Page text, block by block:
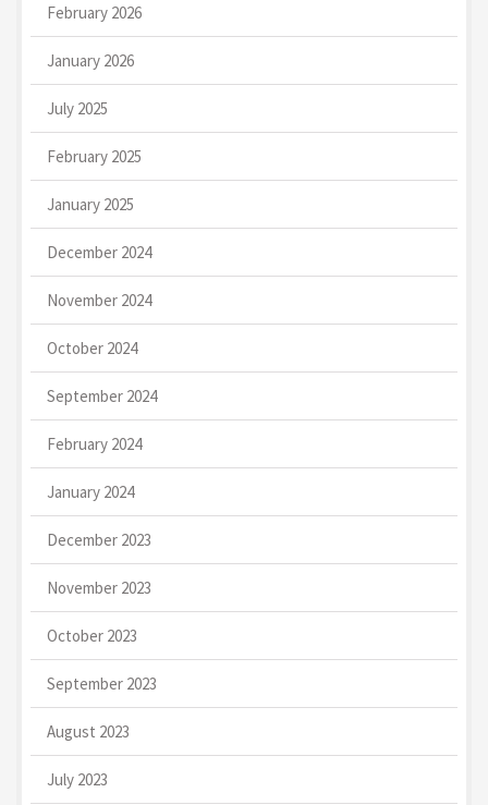
February 2026
January 2026
July 2025
February 2025
January 2025
December 2024
November 2024
October 2024
September 2024
February 2024
January 2024
December 2023
November 2023
October 2023
September 2023
August 2023
July 2023